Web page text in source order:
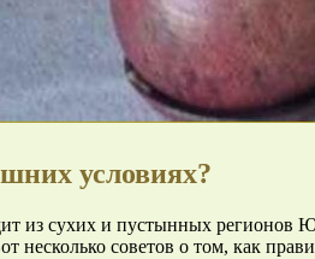
условиях?
из сухих и пустынных
несколько советов о том, как